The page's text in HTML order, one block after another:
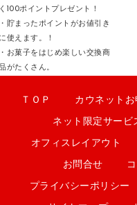
100ポイントプレゼント！
貯まったポイントがお値引き
使えます。！
お菓子をはじめ楽しい交換商
がたくさん。
ＴＯＰ カウネット
ネット限定サービ
オフィスレイアウト
お問合せ
プライバシーポリシー